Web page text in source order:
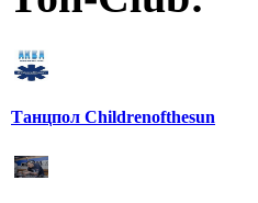
Танцпол Childrenofthesun